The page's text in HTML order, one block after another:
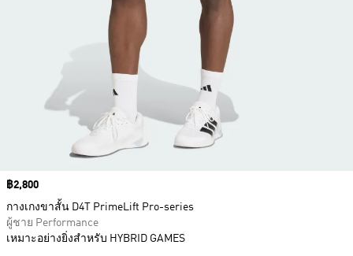
Price
฿2,800
กางเกงขาสั้น D4T PrimeLift Pro-series
ผู้ชาย Performance
เหมาะอย่างยิ่งสำหรับ HYBRID GAMES